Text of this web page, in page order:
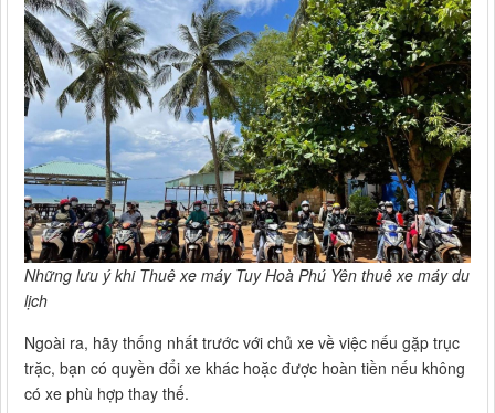
Những lưu ý khi Thuê xe máy Tuy Hoà Phú Yên thuê xe máy du
lịch
Ngoài ra, hãy thống nhất trước với chủ xe về việc nếu gặp trục
trặc, bạn có quyền đổi xe khác hoặc được hoàn tiền nếu không
có xe phù hợp thay thế.